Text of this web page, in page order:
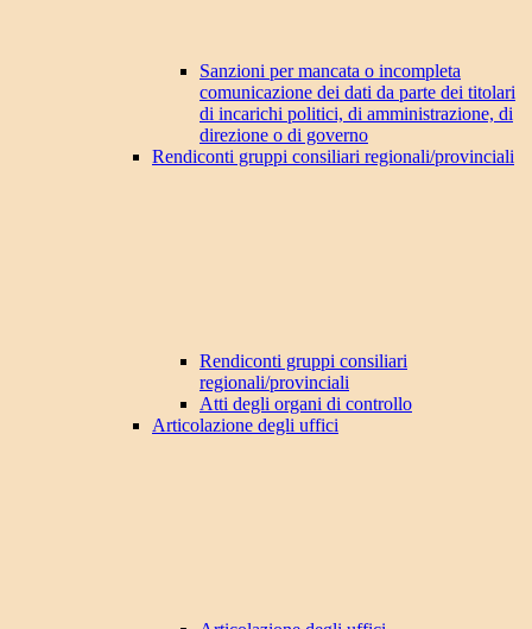
Sanzioni per mancata o incompleta
comunicazione dei dati da parte dei titolari
di incarichi politici, di amministrazione, di
direzione o di governo
Rendiconti gruppi consiliari regionali/provinciali
Rendiconti gruppi consiliari
regionali/provinciali
Atti degli organi di controllo
Articolazione degli uffici